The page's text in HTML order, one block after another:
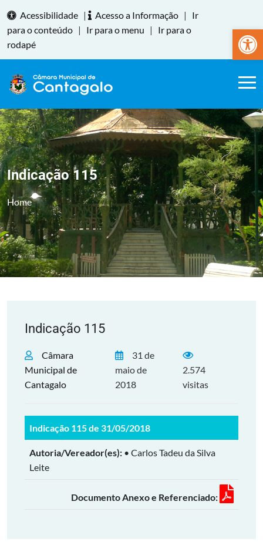
Abrir
Acessibilidade | Acesso a Informação |
Ir
para o conteúdo | Ir para o menu |
Ir para o
rodapé
Indicação 115
Home
Indicação 115
Câmara
Municipal de
Cantagalo
31 de
maio de
2018
2.574
visitas
Indicação 115 de 31/05/2018
Autoria/Vereador(es): • Carlos Tadeu da Silva
Leite
Documento Anexo e Referenciado: